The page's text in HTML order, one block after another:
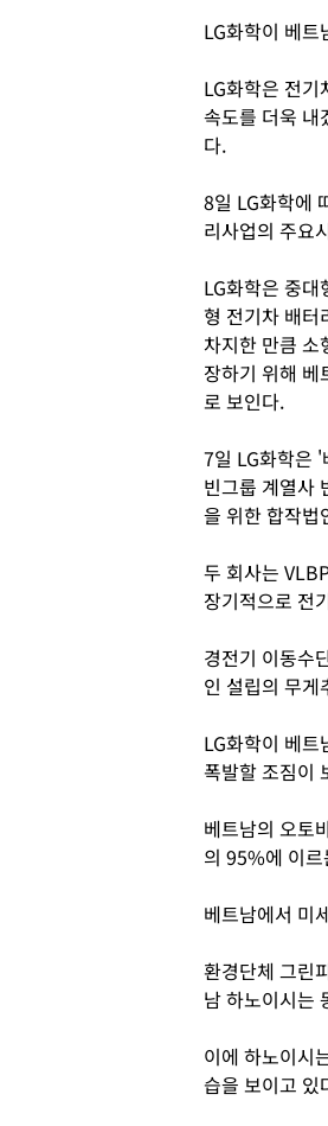
LG화학이 베
LG화학은 전
속도를 더욱 내
다.
8일 LG화학에
리사업의 주요
LG화학은 중대
형 전기차 배터
차지한 만큼 소
장하기 위해 베
로 보인다.
7일 LG화학은
빈그룹 계열사
을 위한 합작법
두 회사는
장기적으로 전
경전기 이동수
인 설립의 무게
LG화학이 베
폭발할 조짐이
베트남의 오토
의 95%에 이
베트남에서 미
환경단체 그린
남 하노이시는
이에 하노이시
습을 보이고 있